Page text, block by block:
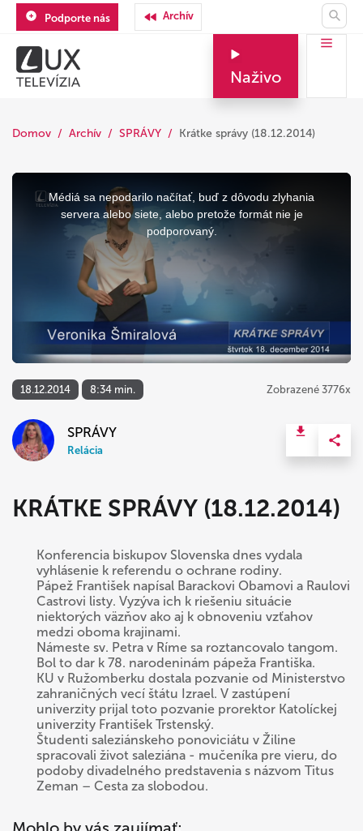
Podporte nás Archív
Naživo
Domov Archív SPRÁVY Krátke správy (18.12.2014)
This
window.
Médiá sa nepodarilo načítať, buď z dôvodu zlyhania
servera alebo siete, alebo pretože formát nie je
podporovaný.
18.12.2014 8:34 min. Zobrazené 3776x
SPRÁVY
Relácia
KRÁTKE SPRÁVY (18.12.2014)
Konferencia biskupov Slovenska dnes vydala
vyhlásenie k referendu o ochrane rodiny.
Pápež František napísal Barackovi Obamovi a Raulovi
Castrovi listy. Vyzýva ich k riešeniu situácie
niektorých väzňov ako aj k obnoveniu vzťahov
medzi oboma krajinami.
Námeste sv. Petra v Ríme sa roztancovalo tangom.
Bol to dar k 78. narodeninám pápeža Františka.
KU v Ružomberku dostala pozvanie od Ministerstvo
zahraničných vecí štátu Izrael. V zastúpení
univerzity prijal toto pozvanie prorektor Katolíckej
univerzity František Trstenský.
Študenti saleziánskeho ponoviciátu v Žiline
spracovali život saleziána - mučeníka pre vieru, do
podoby divadelného predstavenia s názvom Titus
Zeman – Cesta za slobodou.